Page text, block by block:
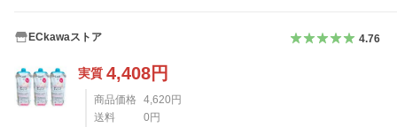
ECkawaストア 4.76
実質 4,408円
商品価格 4,620円
送料
0円